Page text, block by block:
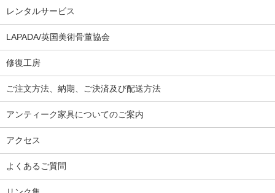
レンタルサービス
LAPADA/英国美術骨董協会
修復工房
ご注文方法、納期、ご決済及び配送方法
アンティーク家具についてのご案内
アクセス
よくあるご質問